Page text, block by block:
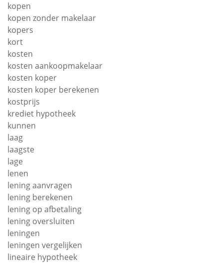
kopen
kopen zonder makelaar
kopers
kort
kosten
kosten aankoopmakelaar
kosten koper
kosten koper berekenen
kostprijs
krediet hypotheek
kunnen
laag
laagste
lage
lenen
lening aanvragen
lening berekenen
lening op afbetaling
lening oversluiten
leningen
leningen vergelijken
lineaire hypotheek